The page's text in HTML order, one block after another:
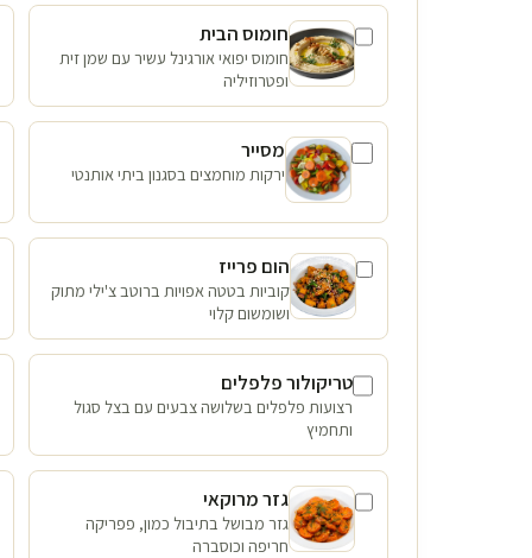
חומוס הבית
חומוס יפואי אורגינל עשיר עם שמן זית
ופטרוזיליה
מסייר
ירקות מוחמצים בסגנון ביתי אותנטי
הום פרייז
קוביות בטטה אפויות ברוטב צ'ילי מתוק
ושומשום קלוי
טריקולור פלפלים
רצועות פלפלים בשלושה צבעים עם בצל סגול
ותחמיץ
גזר מרוקאי
גזר מבושל בתיבול כמון, פפריקה
חריפה וכוסברה